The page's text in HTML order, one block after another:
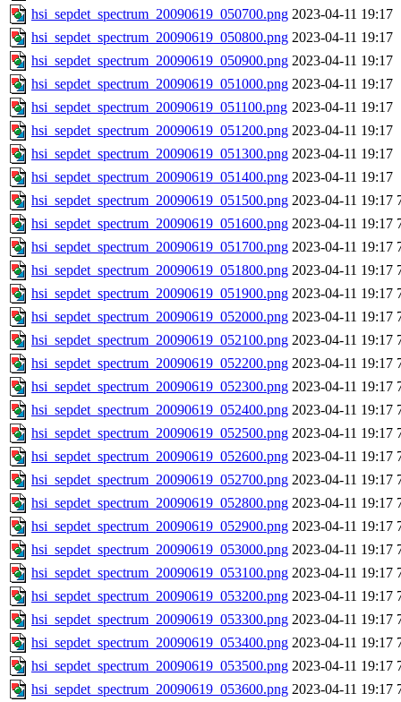
hsi_sepdet_spectrum_20090619_050700.png 2023-04-11 19:17
hsi_sepdet_spectrum_20090619_050800.png 2023-04-11 19:17
hsi_sepdet_spectrum_20090619_050900.png 2023-04-11 19:17
hsi_sepdet_spectrum_20090619_051000.png 2023-04-11 19:17
hsi_sepdet_spectrum_20090619_051100.png 2023-04-11 19:17
hsi_sepdet_spectrum_20090619_051200.png 2023-04-11 19:17
hsi_sepdet_spectrum_20090619_051300.png 2023-04-11 19:17
hsi_sepdet_spectrum_20090619_051400.png 2023-04-11 19:17
hsi_sepdet_spectrum_20090619_051500.png 2023-04-11 19:17
hsi_sepdet_spectrum_20090619_051600.png 2023-04-11 19:17
hsi_sepdet_spectrum_20090619_051700.png 2023-04-11 19:17
hsi_sepdet_spectrum_20090619_051800.png 2023-04-11 19:17
hsi_sepdet_spectrum_20090619_051900.png 2023-04-11 19:17
hsi_sepdet_spectrum_20090619_052000.png 2023-04-11 19:17
hsi_sepdet_spectrum_20090619_052100.png 2023-04-11 19:17
hsi_sepdet_spectrum_20090619_052200.png 2023-04-11 19:17
hsi_sepdet_spectrum_20090619_052300.png 2023-04-11 19:17
hsi_sepdet_spectrum_20090619_052400.png 2023-04-11 19:17
hsi_sepdet_spectrum_20090619_052500.png 2023-04-11 19:17
hsi_sepdet_spectrum_20090619_052600.png 2023-04-11 19:17
hsi_sepdet_spectrum_20090619_052700.png 2023-04-11 19:17
hsi_sepdet_spectrum_20090619_052800.png 2023-04-11 19:17
hsi_sepdet_spectrum_20090619_052900.png 2023-04-11 19:17
hsi_sepdet_spectrum_20090619_053000.png 2023-04-11 19:17
hsi_sepdet_spectrum_20090619_053100.png 2023-04-11 19:17
hsi_sepdet_spectrum_20090619_053200.png 2023-04-11 19:17
hsi_sepdet_spectrum_20090619_053300.png 2023-04-11 19:17
hsi_sepdet_spectrum_20090619_053400.png 2023-04-11 19:17
hsi_sepdet_spectrum_20090619_053500.png 2023-04-11 19:17
hsi_sepdet_spectrum_20090619_053600.png 2023-04-11 19:17